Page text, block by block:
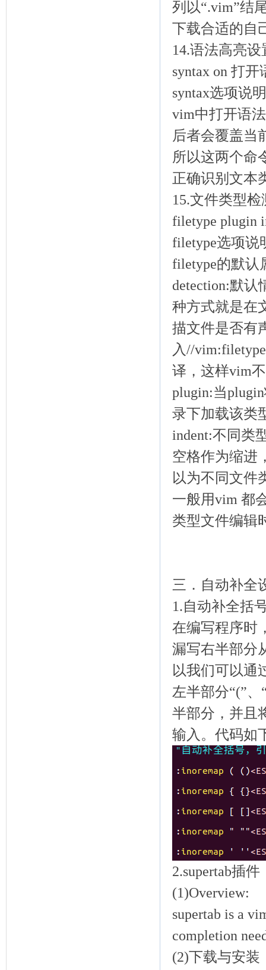
列以“.vim”结
下载合适的自
14.语法高亮设
syntax on 打开
syntax选项说
vim中打开语
后者会覆盖当
所以这两个命
正确识别文本
15.文件类型
filetype plugin
filetype选项说
filetype的默认
detection:默
种方式就是在
描文件是否有
入//
译，这样vim
plugin:当
录下加载该类
indent:不同类
空格作为缩进
以为不同文件
一般用vim 都
类型文件编辑
三．自动补全
1.自动补全括
在编写程序时
漏写右半部分
以我们可以通
左半部分“(”、
半部分，并且
输入。代码如
2.supertab插件
(1)Overview:
supertab is a
completion
(2)下载与安装